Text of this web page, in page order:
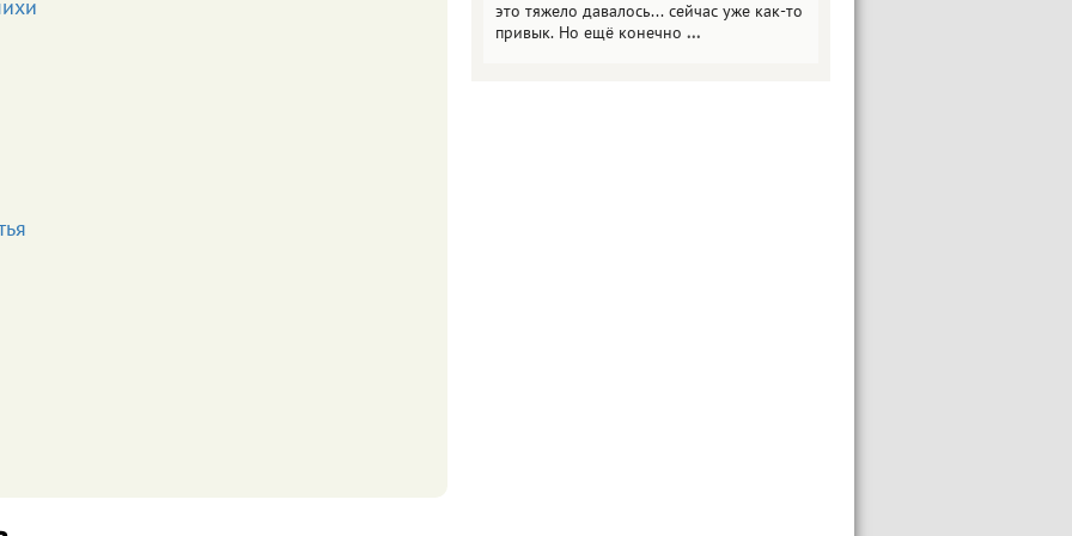
это тяжело давалось... сейчас уже как-то
привык. Но ещё конечно ...